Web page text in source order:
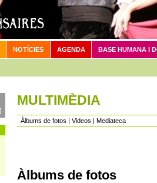
MULTIMÈDIA
Àlbums de fotos | Videos | Mediateca
Àlbums de fotos
NOTÍCIES AGENDA BASE HUMANA I